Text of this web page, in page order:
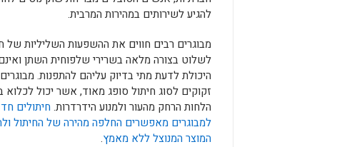
להגיע לשירותים במהירות המרבית.
מבוגרים רבים חווים את ההשפעות השליליות של
לשלוט בצורה מלאה בשרירי שלפוחית השתן
היכולת לדעת מתי בדיוק עליהם להתפנות.
זקוקים לסוג חיתול סופג מאוד, אשר יכול לכלוא
הלחות הרחק מהעור ולמנוע הידרדרות. חיתולים
למבוגרים מאפשרים החלפה מהירה של החיתול
המוצר המנוצל ללא מאמץ.